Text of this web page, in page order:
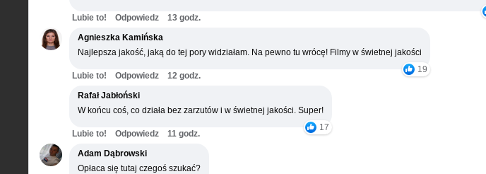
Lubie to! Odpowiedz
13 godz.
Agnieszka Kamińska
Najlepsza jakość, jaką do tej pory widziałam. Na pewno tu wrócę! Filmy w świetnej jakości
19
Lubie to! Odpowiedz
12 godz.
Rafał Jabłoński
W końcu coś, co działa bez zarzutów i w świetnej jakości. Super!
17
Lubie to! Odpowiedz
11 godz.
Adam Dąbrowski
Opłaca się tutaj czegoś szukać?